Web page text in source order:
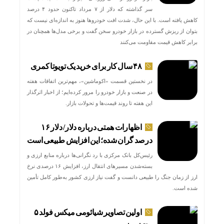
سر گذاشته که دلار از ۷ مرداد تاکنون حدود ۴ درصد
کاهش یافته است. با این حال، شدت افت خودروها هنوز به اندازه‌ای نیست که
بتوان از ریزش گسترده در بازار خودرو سخن گفت و برخی مدل‌ها همچنان در
برابر کاهش قیمت مقاومت می‌کنند
۴۸ سال کار برای خرید یک تویوتا کمری
در نخستین قسمت «اکوماشین»، مهم‌ترین اتفاقات هفته
در صنعت و بازار خودرو را مرور کرده‌ایم؛ از اخبار اثرگذار
این هفته تا روند قیمت‌ها و تحولات بازار.
اظهارات همتی درباره دلار/ دلار ۱۶
درصد گران شده؛ این افزایش طبیعی است
رئیس‌کل بانک مرکزی با رد نگرانی‌ها درباره منابع ارزی و
بسته‌شدن مسیرهای انتقال ارز، افزایش ۱۶ درصدی نرخ
ارز از زمان جنگ را طبیعی دانست و گفت نیاز ارزی کشور به‌طور کامل تأمین
شده است.
اولین تصاویر شیائومی میکس فولد ۵